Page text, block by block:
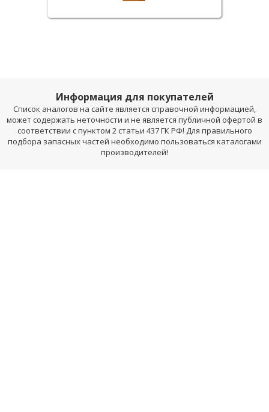
Информация для покупателей
Список аналогов на сайте является справочной информацией,
может содержать неточности и не является публичной офертой в
соответствии с пунктом 2 статьи 437 ГК РФ! Для правильного
подбора запасных частей необходимо пользоваться каталогами
производителей!